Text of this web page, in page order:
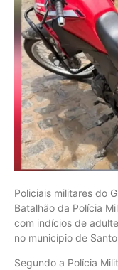
Policiais militares do
Batalhão da Polícia
com indícios de
no município de
Segundo a Polícia